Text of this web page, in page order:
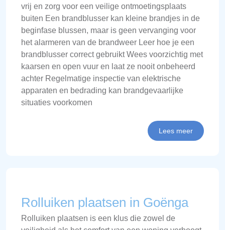
vrij en zorg voor een veilige ontmoetingsplaats
buiten Een brandblusser kan kleine brandjes in de
beginfase blussen, maar is geen vervanging voor
het alarmeren van de brandweer Leer hoe je een
brandblusser correct gebruikt Wees voorzichtig met
kaarsen en open vuur en laat ze nooit onbeheerd
achter Regelmatige inspectie van elektrische
apparaten en bedrading kan brandgevaarlijke
situaties voorkomen
Lees meer
Rolluiken plaatsen in Goënga
Rolluiken plaatsen is een klus die zowel de